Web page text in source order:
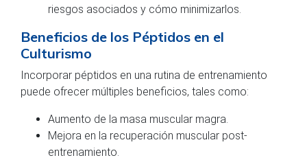
riesgos asociados y cómo minimizarlos.
Beneficios de los Péptidos en el
Culturismo
Incorporar péptidos en una rutina de entrenamiento
puede ofrecer múltiples beneficios, tales como:
Aumento de la masa muscular magra.
Mejora en la recuperación muscular post-
entrenamiento.